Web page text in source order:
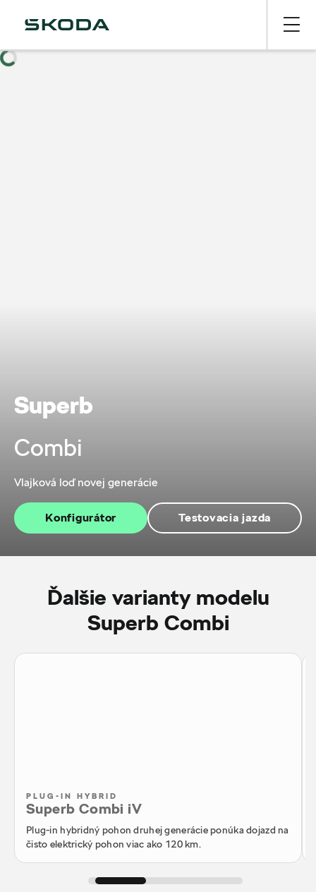
Superb
Combi
Vlajková loď novej generácie
Konfigurátor Testovacia jazda
Ďalšie varianty modelu
Superb Combi
PLUG-IN HYBRID
Superb Combi iV
Plug-in hybridný pohon druhej generácie ponúka dojazd na
čisto elektrický pohon viac ako 120 km.